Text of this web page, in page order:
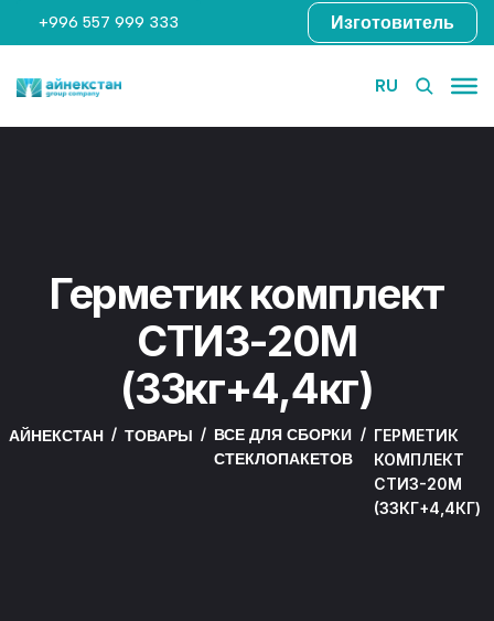
+996 557 999 333 Изготовитель
RU
Герметик комплект
СТИЗ-20М
(33кг+4,4кг)
АЙНЕКСТАН ТОВАРЫ
ВСЕ ДЛЯ СБОРКИ
СТЕКЛОПАКЕТОВ
ГЕРМЕТИК
КОМПЛЕКТ
СТИЗ-20М
(33КГ+4,4КГ)